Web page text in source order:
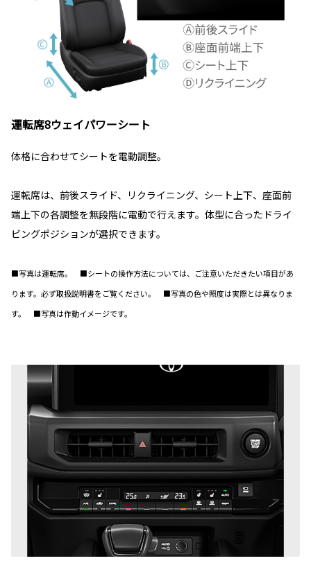
運転席8ウェイパワーシート
体格に合わせてシートを電動調整。
運転席は、前後スライド、リクライニング、シート上下、座面前
端上下の各調整を無段階に電動で行えます。体型に合ったドライ
ビングポジションが選択できます。
■写真は運転席。 ■シートの操作方法については、ご注意いただきたい項目があ
ります。必ず取扱説明書をご覧ください。 ■写真の色や照度は実際とは異なりま
す。 ■写真は作動イメージです。